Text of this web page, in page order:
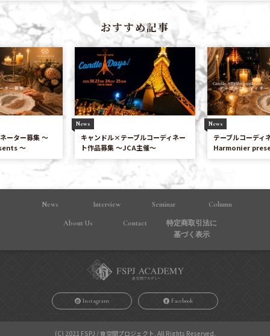
おすすめ記事
ルコーディネー
主催～
News
テーブルコーディネーター募集 〜
Harmonier presents 〜
News
キャンドル×テー
ト作品募集 ～
News Interview Seminar Column
About Us Contact
特定商取引法に
基づく表⽰
Instagram Facebook
(C) 2021 FSPJ / 食空間プロジェクト. All Rights Reserved.